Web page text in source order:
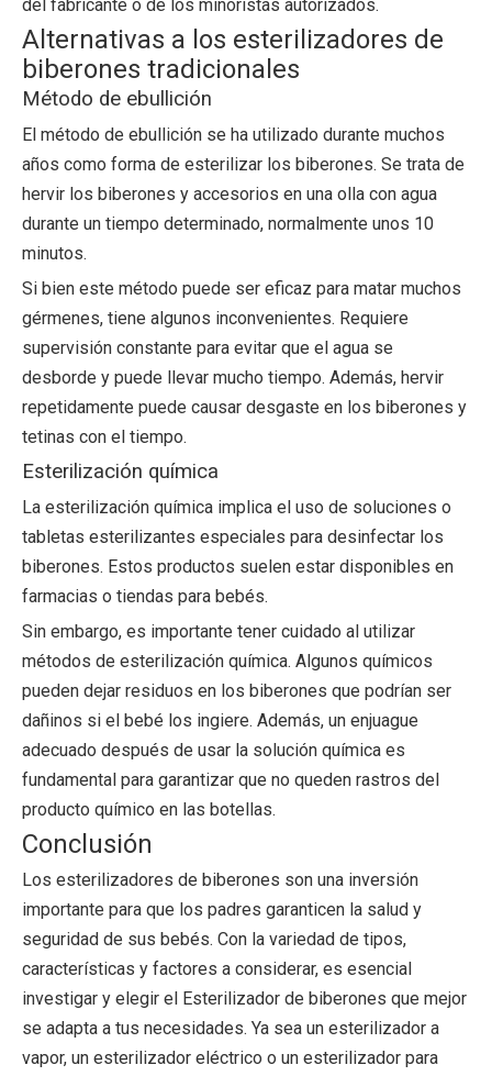
del fabricante o de los minoristas autorizados.
Alternativas a los esterilizadores de
biberones tradicionales
Método de ebullición
El método de ebullición se ha utilizado durante muchos
años como forma de esterilizar los biberones. Se trata de
hervir los biberones y accesorios en una olla con agua
durante un tiempo determinado, normalmente unos 10
minutos.
Si bien este método puede ser eficaz para matar muchos
gérmenes, tiene algunos inconvenientes. Requiere
supervisión constante para evitar que el agua se
desborde y puede llevar mucho tiempo. Además, hervir
repetidamente puede causar desgaste en los biberones y
tetinas con el tiempo.
Esterilización química
La esterilización química implica el uso de soluciones o
tabletas esterilizantes especiales para desinfectar los
biberones. Estos productos suelen estar disponibles en
farmacias o tiendas para bebés.
Sin embargo, es importante tener cuidado al utilizar
métodos de esterilización química. Algunos químicos
pueden dejar residuos en los biberones que podrían ser
dañinos si el bebé los ingiere. Además, un enjuague
adecuado después de usar la solución química es
fundamental para garantizar que no queden rastros del
producto químico en las botellas.
Conclusión
Los esterilizadores de biberones son una inversión
importante para que los padres garanticen la salud y
seguridad de sus bebés. Con la variedad de tipos,
características y factores a considerar, es esencial
investigar y elegir el Esterilizador de biberones que mejor
se adapta a tus necesidades. Ya sea un esterilizador a
vapor, un esterilizador eléctrico o un esterilizador para